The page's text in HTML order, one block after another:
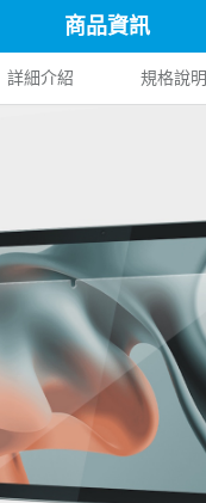
商品資訊
詳細介紹 規格說明